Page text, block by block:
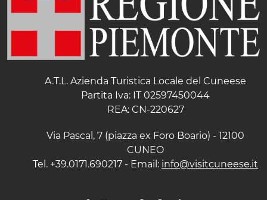
A.T.L. Azienda Turistica Locale del Cuneese
Partita Iva: IT 02597450044
REA: CN-220627
Via Pascal, 7 (piazza ex Foro Boario) - 12100
CUNEO
Tel. +39.0171.690217 - Email: info@visitcuneese.it